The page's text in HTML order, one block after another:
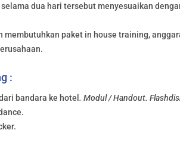
dua hari tersebut menyesuaikan
membutuhkan paket in house training,
:
bandara ke hotel . Modul / Handout.